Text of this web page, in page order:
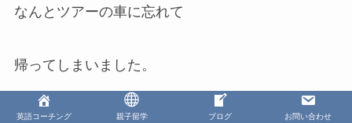
なんとツアーの車に忘れて
帰ってしまいました。
英語コーチング 親子留学 ブログ お問い合わせ